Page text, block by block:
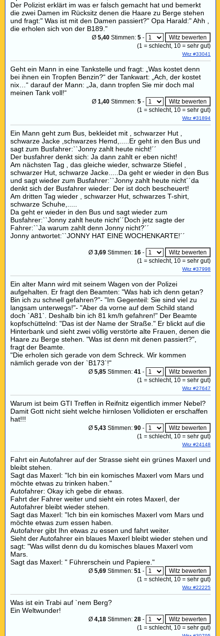
Der Polizist erklärt im was er falsch gemacht hat und bemerkt
die zwei Damen im Rücksitz denen die Haare zu Berge stehen
und fragt:" Was ist mit den Damen passiert?" Opa Harald:" Ahh ,
die erholen sich von der B189."
Ø 5,40 Stimmen: 5 -
(1 = schlecht, 10 = sehr gut)
Witz #33041
Geht ein Mann in eine Tankstelle und fragt: „Was kostet denn
bei ihnen ein Tropfen Benzin?“ der Tankwart: „Ach, der kostet
nix…“ darauf der Mann: „Ja, dann tropfen Sie mir doch mal
meinen Tank voll!“
Ø 1,40 Stimmen: 5 -
(1 = schlecht, 10 = sehr gut)
Witz #31894
Ein Mann geht zum Bus, bekleidet mit , schwarzer Hut ,
schwarze Jacke ,schwarzes Hemd,.....Er geht in den Bus und
sagt zum Busfahrer:``Jonny zahlt heute nicht!´´
Der busfahrer denkt sich: Ja dann zahlt er eben nicht!
Am nächsten Tag , das gleiche wieder, schwarze Stiefel ,
schwarzer Hut, schwarze Jacke.....Da geht er wieder in den Bus
und sagt wieder zum Busfahrer:``Jonny zahlt heute nicht´´da
denkt sich der Busfahrer wieder: Der ist doch bescheuert!
Am dritten Tag wieder , schwarzer Hut, schwarzes T-shirt,
schwarze Schuhe,.....
Da geht er wieder in den Bus und sagt wieder zum
Busfahrer:``Jonny zahlt heute nicht´´Doch jetz sagte der
Fahrer:``Ja warum zahlt denn Jonny nicht?´´
Jonny antwortet:``JONNY HAT EINE WOCHENKARTE!´´
Ø 3,69 Stimmen: 16 -
(1 = schlecht, 10 = sehr gut)
Witz #37998
Ein alter Mann wird mit seinem Wagen von der Polizei
aufgehalten. Er fragt den Beamten: "Was hab ich denn getan?
Bin ich zu schnell gefahren?"- "Im Gegenteil: Sie sind viel zu
langsam unterwegs!"- "Aber da vorne auf dem Schild stand
doch `A81`. Deshalb bin ich 81 km/h gefahren!" Der Beamte
kopfschüttelnd: "Das ist der Name der Straße." Er blickt auf die
Hinterbank und sieht zwei völlig verstörte alte Frauen, denen die
Haare zu Berge stehen. "Was ist denn mit denen passiert?",
fragt der Beamte.
"Die erholen sich gerade von dem Schreck. Wir kommen
nämlich gerade von der `B173`!"
Ø 5,85 Stimmen: 41 -
(1 = schlecht, 10 = sehr gut)
Witz #27647
Warum ist beim GTI Treffen in Reifnitz eigentlich immer Nebel?
Damit Gott nicht sieht welche hirnlosen Vollidioten er erschaffen
hat!!!
Ø 5,43 Stimmen: 90 -
(1 = schlecht, 10 = sehr gut)
Witz #24148
Fahrt ein Autofahrer auf der Strasse sieht ein grünes Maxerl und
bleibt stehen.
Sagt das Maxerl: "Ich bin ein komisches Maxerl vom Mars und
möchte etwas zu trinken haben."
Autofahrer: Okay ich gebe dir etwas.
Fahrt der Fahrer weiter und sieht ein rotes Maxerl, der
Autofahrer bleibt wieder stehen.
Sagt das Maxerl: "Ich bin ein komisches Maxerl vom Mars und
möchte etwas zum essen haben.
Autofahrer gibt Ihn etwas zu essen und fahrt weiter.
Sieht der Autofahrer ein blaues Maxerl bleibt wieder stehen und
sagt: "Was willst denn du du komisches blaues Maxerl vom
Mars.
Sagt das Maxerl: " Führerschein und Papiere."
Ø 5,69 Stimmen: 51 -
(1 = schlecht, 10 = sehr gut)
Witz #22225
Was ist ein Trabi auf `nem Berg?
Ein Weltwunder!
Ø 4,18 Stimmen: 28 -
(1 = schlecht, 10 = sehr gut)